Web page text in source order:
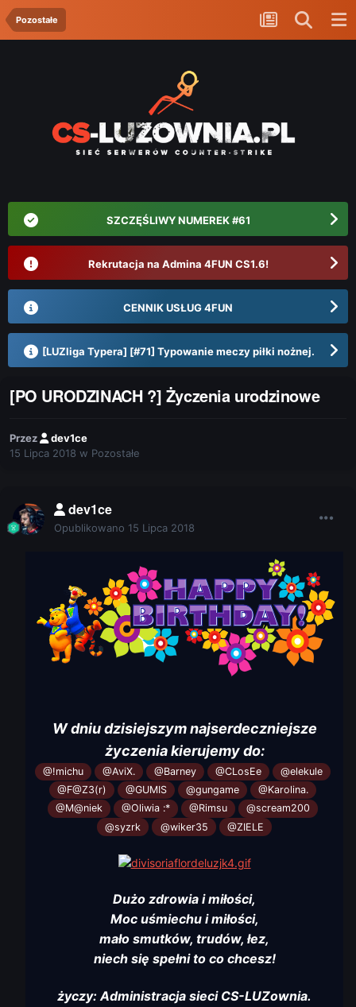
Pozostałe
SZCZĘŚLIWY NUMEREK #61
Rekrutacja na Admina 4FUN CS1.6!
CENNIK USŁUG 4FUN
[LUZliga Typera] [#71] Typowanie meczy piłki nożnej.
[PO URODZINACH ?] Życzenia urodzinowe
Przez
dev1ce
15 Lipca 2018 w Pozostałe
dev1ce
Opublikowano 15 Lipca 2018
W dniu dzisiejszym najserdeczniejsze
życzenia kierujemy do:
@!michu @AviX. @Barney @CLosEe
@elekule
@F@Z3(r)
@GUMIS @gungame
@Karolina.
@M@niek
@Oliwia :* @Rimsu
@scream200
@syzrk
@wiker35 @ZIELE
Dużo zdrowia i miłości,
Moc uśmiechu i miłości,
mało smutków, trudów, łez,
niech się spełni to co chcesz!
życzy: Administracja sieci CS-LUZownia.